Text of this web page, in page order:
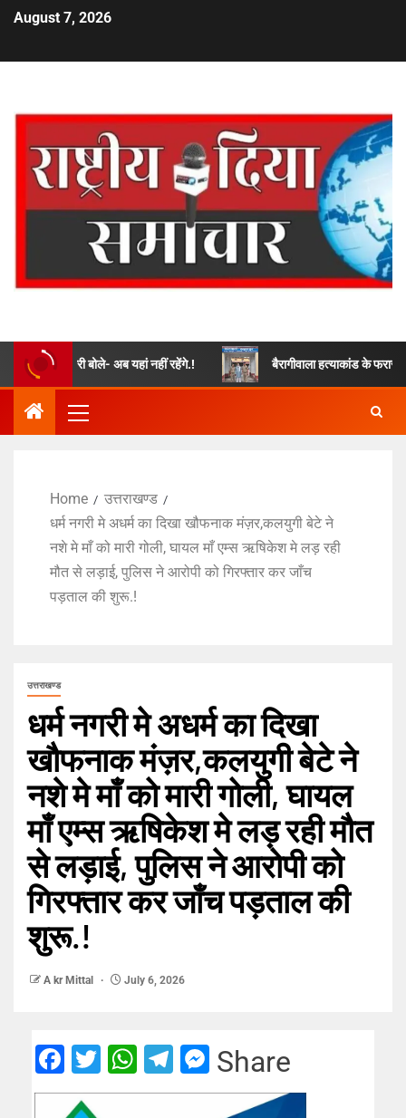
August 7, 2026
बोले- अब यहां नहीं रहेंगे.! बैरागीवाला हत्याकांड के फरार चल रहे
Home
उत्तराखण्ड
धर्म नगरी मे अधर्म का दिखा खौफनाक मंज़र,कलयुगी बेटे ने
नशे मे माँ को मारी गोली, घायल माँ एम्स ऋषिकेश मे लड़ रही
मौत से लड़ाई, पुलिस ने आरोपी को गिरफ्तार कर जाँच
पड़ताल की शुरू.!
उत्तराखण्ड
धर्म नगरी मे अधर्म का दिखा
खौफनाक मंज़र,कलयुगी बेटे ने
नशे मे माँ को मारी गोली, घायल
माँ एम्स ऋषिकेश मे लड़ रही मौत
से लड़ाई, पुलिस ने आरोपी को
गिरफ्तार कर जाँच पड़ताल की
शुरू.!
A kr Mittal July 6, 2026
Facebook
TwitterWhatsApp
Telegram
Messenger
Share